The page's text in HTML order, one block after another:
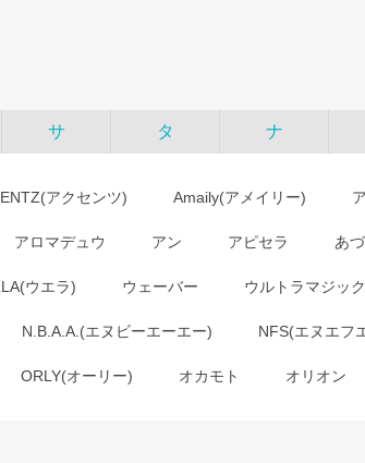
サ タ ナ
アクセンツ) Amaily(アメイリー)
アロマデュウ アン アピセラ あ
ウエラ) ウェーバー ウルトラマジック
N.B.A.A.(エヌビーエーエー) NFS(エヌエフ
ORLY(オーリー) オカモト オリオン